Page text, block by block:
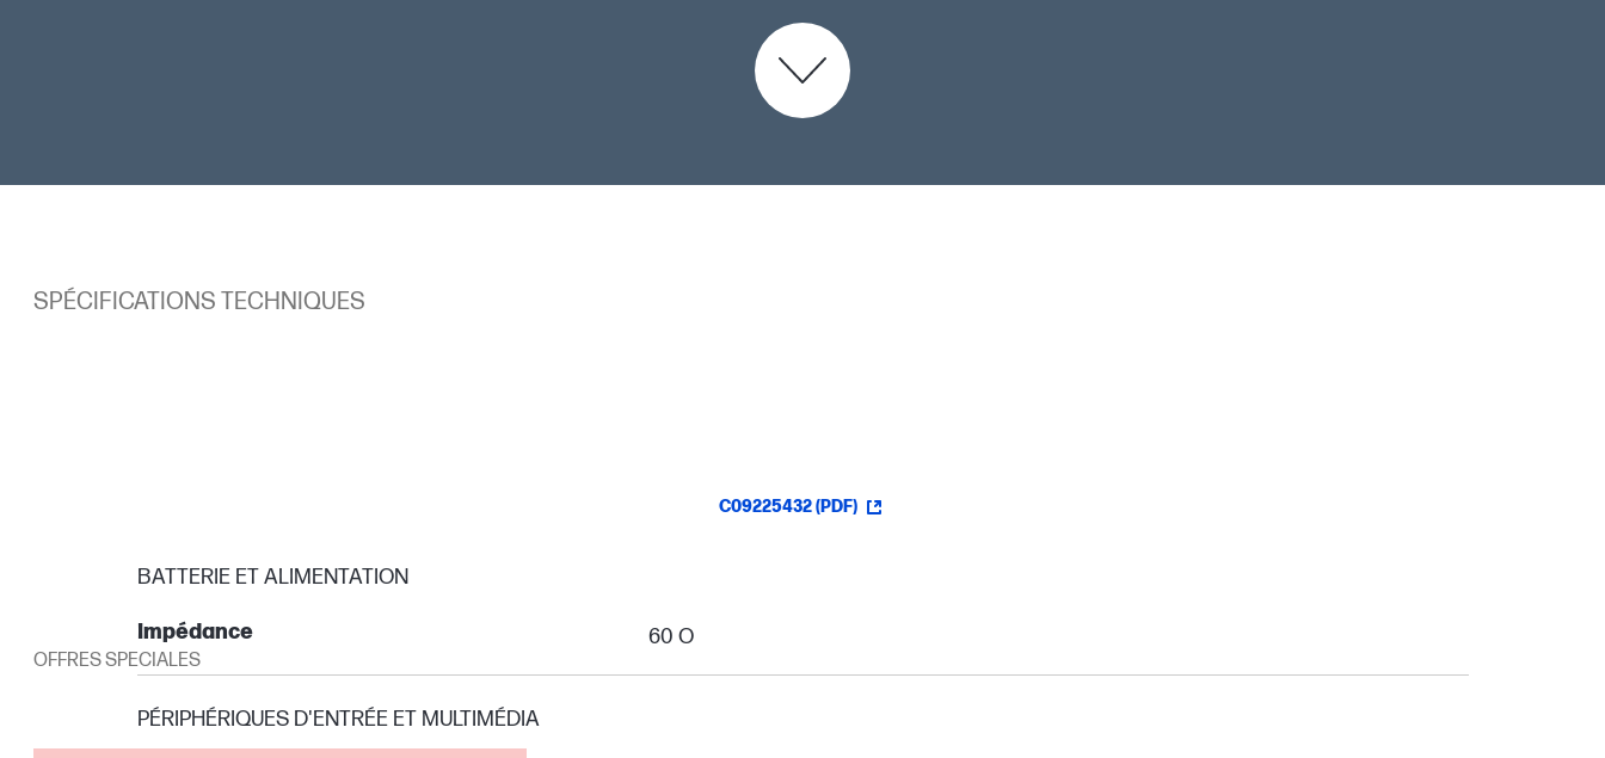
SPÉCIFICATIONS TECHNIQUES
C09225432 (PDF)
BATTERIE ET ALIMENTATION
Impédance 60 O
PÉRIPHÉRIQUES D'ENTRÉE ET MULTIMÉDIA
OFFRES SPECIALES